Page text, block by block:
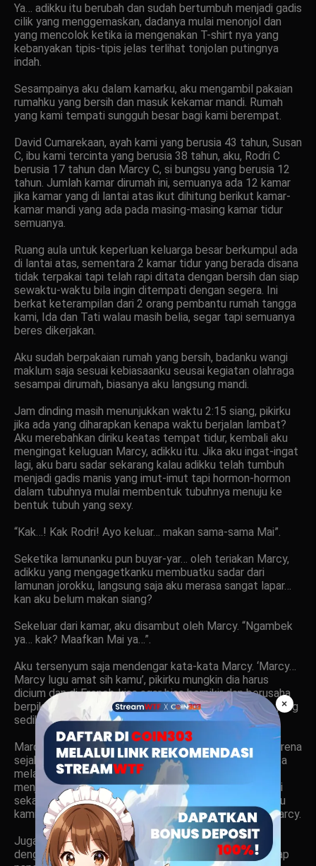
Ya… adikku itu berubah dan sudah bertumbuh menjadi gadis
cilik yang menggemaskan, dadanya mulai menonjol dan
yang mencolok ketika ia mengenakan T-shirt nya yang
kebanyakan tipis-tipis jelas terlihat tonjolan putingnya
indah.
Sesampainya aku dalam kamarku, aku mengambil pakaian
rumahku yang bersih dan masuk kekamar mandi. Rumah
yang kami tempati sungguh besar bagi kami berempat.
David Cumarekaan, ayah kami yang berusia 43 tahun, Susan
C, ibu kami tercinta yang berusia 38 tahun, aku, Rodri C
berusia 17 tahun dan Marcy C, si bungsu yang berusia 12
tahun. Jumlah kamar dirumah ini, semuanya ada 12 kamar
jika kamar yang di lantai atas ikut dihitung berikut kamar-
kamar mandi yang ada pada masing-masing kamar tidur
semuanya.
Ruang aula untuk keperluan keluarga besar berkumpul ada
di lantai atas, sementara 2 kamar tidur yang berada disana
tidak terpakai tapi telah rapi ditata dengan bersih dan siap
sewaktu-waktu bila ingin ditempati dengan segera. Ini
berkat keterampilan dari 2 orang pembantu rumah tangga
kami, Ida dan Tati walau masih belia, segar tapi semuanya
beres dikerjakan.
Aku sudah berpakaian rumah yang bersih, badanku wangi
maklum saja sesuai kebiasaanku seusai kegiatan olahraga
sesampai dirumah, biasanya aku langsung mandi.
Jam dinding masih menunjukkan waktu 2:15 siang, pikirku
jika ada yang diharapkan kenapa waktu berjalan lambat?
Aku merebahkan diriku keatas tempat tidur, kembali aku
mengingat keluguan Marcy, adikku itu. Jika aku ingat-ingat
lagi, aku baru sadar sekarang kalau adikku telah tumbuh
menjadi gadis manis yang imut-imut tapi hormon-hormon
dalam tubuhnya mulai membentuk tubuhnya menuju ke
bentuk tubuh yang sexy.
“Kak…! Kak Rodri! Ayo keluar… makan sama-sama Mai”.
Seketika lamunanku pun buyar-yar… oleh teriakan Marcy,
adikku yang mengagetkanku membuatku sadar dari
lamunan jorokku, langsung saja aku merasa sangat lapar…
kan aku belum makan siang?
Sekeluar dari kamar, aku disambut oleh Marcy. “Ngambek
ya… kak? Maafkan Mai ya…”.
Aku tersenyum saja mendengar kata-kata Marcy. ‘Marcy…
Marcy lugu amat sih kamu’, pikirku mungkin dia harus
dicium dan di French-kiss agar bisa berpikir dan berusaha
berpikir lebih dewasa, tidak seperti anak kecil lainnya yang
sedikit-sedikit panggil-panggil maminya.
Marcy membahasahan dirinya dengan panggilan Mai karena
sejak kecil sewaktu dia mulai bisa berbicara, kurang bisa
melafalkan huruf R. Sehingga namanya Marcy berubah
menjadi Mai dan ini sudah menjadi kebiasaannya sampai
sekarang. Tapi kami semua tidak menanggapinya, selalu
kami memanggilnya dengan nama sebenarnya, yaitu Marcy.
Juga panggilannya terhadap mama, dia memanggilnya
dengan kata mami. Demikian juga panggilannya terhadap
×